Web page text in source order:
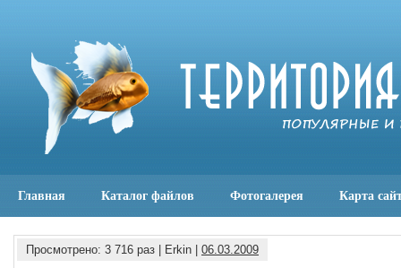
Главная Каталог файлов Фотогалерея Карта
Просмотрено: 3 716 раз | Erkin | 06.03.2009